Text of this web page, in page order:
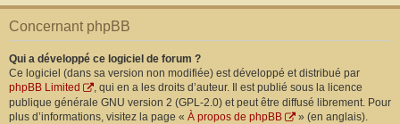
Concernant phpBB
Qui a développé ce logiciel de forum ?
Ce logiciel (dans sa version non modifiée) est développé et distribué par
phpBB Limited
, qui en a les droits d’auteur. Il est publié sous la licence
publique générale GNU version 2 (GPL-2.0) et peut être diffusé librement. Pour
plus d’informations, visitez la page « À propos de phpBB » (en anglais).